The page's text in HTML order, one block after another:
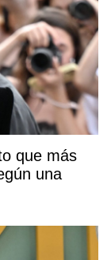
que más
una